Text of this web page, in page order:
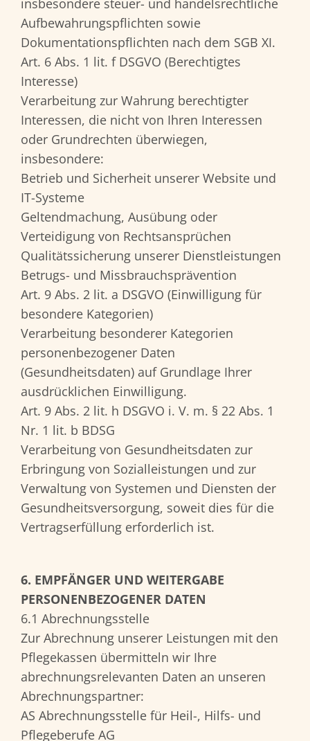
insbesondere steuer- und handelsrechtliche
Aufbewahrungspflichten sowie
Dokumentationspflichten nach dem SGB XI.
Art. 6 Abs. 1 lit. f DSGVO (Berechtigtes
Interesse)
Verarbeitung zur Wahrung berechtigter
Interessen, die nicht von Ihren Interessen
oder Grundrechten überwiegen,
insbesondere:
Betrieb und Sicherheit unserer Website und
IT-Systeme
Geltendmachung, Ausübung oder
Verteidigung von Rechtsansprüchen
Qualitätssicherung unserer Dienstleistungen
Betrugs- und Missbrauchsprävention
Art. 9 Abs. 2 lit. a DSGVO (Einwilligung für
besondere Kategorien)
Verarbeitung besonderer Kategorien
personenbezogener Daten
(Gesundheitsdaten) auf Grundlage Ihrer
ausdrücklichen Einwilligung.
Art. 9 Abs. 2 lit. h DSGVO i. V. m. § 22 Abs. 1
Nr. 1 lit. b BDSG
Verarbeitung von Gesundheitsdaten zur
Erbringung von Sozialleistungen und zur
Verwaltung von Systemen und Diensten der
Gesundheitsversorgung, soweit dies für die
Vertragserfüllung erforderlich ist.
6. EMPFÄNGER UND WEITERGABE
PERSONENBEZOGENER DATEN
6.1 Abrechnungsstelle
Zur Abrechnung unserer Leistungen mit den
Pflegekassen übermitteln wir Ihre
abrechnungsrelevanten Daten an unseren
Abrechnungspartner:
AS Abrechnungsstelle für Heil-, Hilfs- und
Pflegeberufe AG